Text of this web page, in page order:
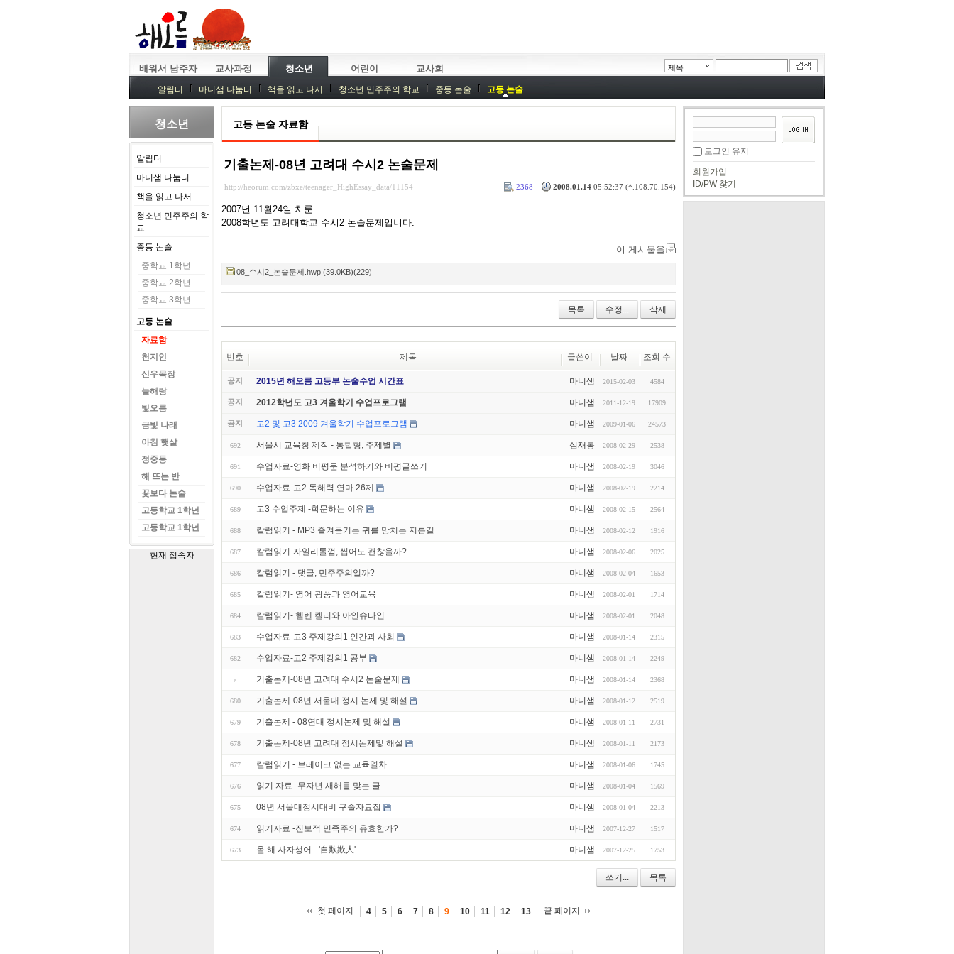
배워서 남주자 교사과정 청소년 어린이 교사회
알림터 마니샘 나눔터 책을 읽고 나서 청소년 민주주의 학교 중등 논술 고등 논술
제목
청소년
알림터
마니샘 나눔터
책을 읽고 나서
청소년 민주주의 학
교
중등 논술
중학교 1학년
중학교 2학년
중학교 3학년
고등 논술
자료함
천지인
신우목장
늘해랑
빛오름
금빛 나래
아침 햇살
정중동
해 뜨는 반
꽃보다 논술
고등학교 1학년
고등학교 1학년
현재 접속자
고등 논술 자료함
기출논제-08년 고려대 수시2 논술문제
http://heorum.com/zbxe/teenager_HighEssay_data/11154 2008.01.14 05:52:37 (*.108.70.154)
2368
2007년 11월24일 치룬
2008학년도 고려대학교 수시2 논술문제입니다.
이 게시물을
08_수시2_논술문제.hwp (39.0KB)(229)
목록 수정... 삭제
번호 제목 글쓴이 날짜 조회 수
공지 2015년 해오름 고등부 논술수업 시간표 마니샘 2015-02-03 4584
공지 2012학년도 고3 겨울학기 수업프로그램 마니샘 2011-12-19 17909
공지 고2 및 고3 2009 겨울학기 수업프로그램 마니샘 2009-01-06 24573
692 서울시 교육청 제작 - 통합형, 주제별 심재봉 2008-02-29 2538
691 수업자료-영화 비평문 분석하기와 비평글쓰기 마니샘 2008-02-19 3046
690 수업자료-고2 독해력 연마 26제 마니샘 2008-02-19 2214
689 고3 수업주제 -학문하는 이유 마니샘 2008-02-15 2564
688 칼럼읽기 - MP3 즐겨듣기는 귀를 망치는 지름길 마니샘 2008-02-12 1916
687 칼럼읽기-자일리톨껌, 씹어도 괜찮을까? 마니샘 2008-02-06 2025
686 칼럼읽기 - 댓글, 민주주의일까? 마니샘 2008-02-04 1653
685 칼럼읽기- 영어 광풍과 영어교육 마니샘 2008-02-01 1714
684 칼럼읽기- 헬렌 켈러와 아인슈타인 마니샘 2008-02-01 2048
683 수업자료-고3 주제강의1 인간과 사회 마니샘 2008-01-14 2315
682 수업자료-고2 주제강의1 공부 마니샘 2008-01-14 2249
기출논제-08년 고려대 수시2 논술문제 마니샘 2008-01-14 2368
680 기출논제-08년 서울대 정시 논제 및 해설 마니샘 2008-01-12 2519
679 기출논제 - 08연대 정시논제 및 해설 마니샘 2008-01-11 2731
678 기출논제-08년 고려대 정시논제및 해설 마니샘 2008-01-11 2173
677 칼럼읽기 - 브레이크 없는 교육열차 마니샘 2008-01-06 1745
676 읽기 자료 -무자년 새해를 맞는 글 마니샘 2008-01-04 1569
675 08년 서울대정시대비 구술자료집 마니샘 2008-01-04 2213
674 읽기자료 -진보적 민족주의 유효한가? 마니샘 2007-12-27 1517
673 올 해 사자성어 - '自欺欺人' 마니샘 2007-12-25 1753
쓰기... 목록
첫 페이지 4 5 6 7 8 9 10 11 12 13 끝 페이지
로그인 유지
회원가입
ID/PW 찾기